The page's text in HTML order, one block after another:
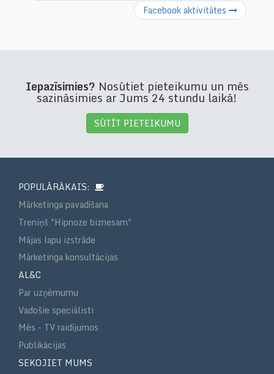
Facebook aktivitātes
Iepazīsimies? Nosūtiet pieteikumu un mēs
sazināsimies ar Jums 24 stundu laikā!
SŪTĪT PIETEIKUMU
POPULĀRĀKAIS:
Mārketinga pavadīšana
Treniņš "Hipnoze biznesam"
Mājas lapu izstrāde
Mārketinga konsultācijas
AL&C
Par uzņēmumu
Vadošie speciālisti
Mēs - TV raidījumos
Publikācijas
SEKOJIET MUMS